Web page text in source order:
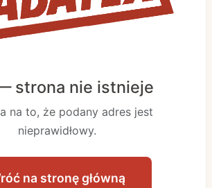
strona nie istnieje
na to, że podany adres jest
nieprawidłowy.
na stronę główną